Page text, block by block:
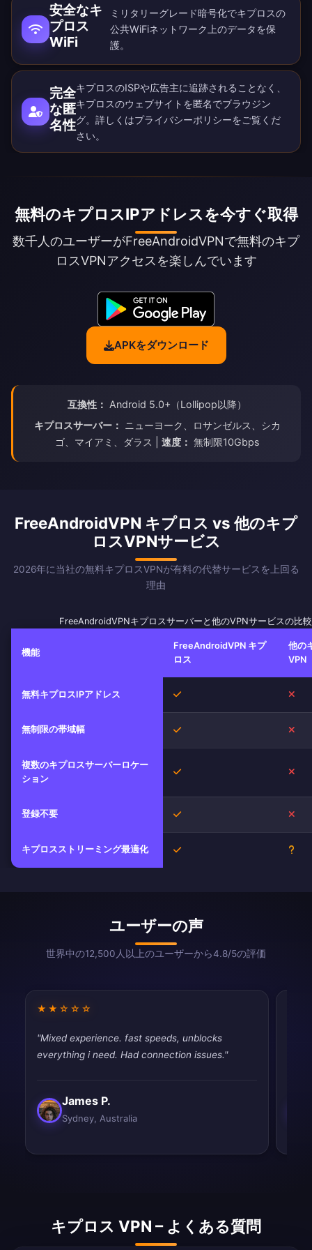
安全なキ
プロス
WiFi
ミリタリーグレード暗号化でキプロスの
公共WiFiネットワーク上のデータを保
護。
完全
な匿
名性
キプロスのISPや広告主に追跡されることなく、
キプロスのウェブサイトを匿名でブラウジン
グ。詳しくはプライバシーポリシーをご覧くだ
さい。
無料のキプロスIPアドレスを今すぐ取得
数千人のユーザーがFreeAndroidVPNで無料のキプ
ロスVPNアクセスを楽しんでいます
APKをダウンロード
互換性： Android 5.0+（Lollipop以降）
キプロスサーバー：
ニューヨーク、ロサンゼルス、シカ
ゴ、マイアミ、ダラス | 速度： 無制限10Gbps
FreeAndroidVPN キプロス vs 他のキプ
ロスVPNサービス
2026年に当社の無料キプロスVPNが有料の代替サービスを上回る
理由
FreeAndroidVPNキプロスサーバーと他のVPNサービスの比較
機能
FreeAndroidVPN キプ
ロス
他の
VPN
無料キプロスIPアドレス はい
無制限の帯域幅 はい
複数のキプロスサーバーロケー
ション
はい
登録不要 はい
キプロスストリーミング最適化 はい
ユーザーの声
世界中の12,500人以上のユーザーから4.8/5の評価
★★☆☆☆
"Mixed experience. fast speeds, unblocks
everything i need. Had connection issues."
James P.
Sydney, Australia
キプロス VPN – よくある質問